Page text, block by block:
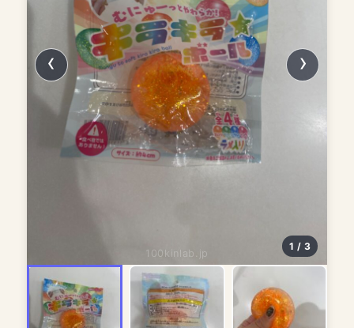
100kinlab.jp
1 / 3